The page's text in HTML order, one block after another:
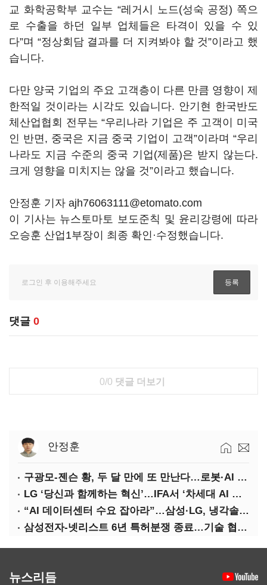
교 화학공학부 교수는 “레거시 노드(성숙 공정) 쪽으
로 수출을 하던 일부 업체들은 타격이 있을 수 있
다”며 “정상회담 결과를 더 지켜봐야 할 것”이라고 했
습니다.
다만 양국 기업의 주요 고객층이 다른 만큼 영향이 제
한적일 것이라는 시각도 있습니다. 안기현 한국반도
체산업협회 전무는 “우리나라 기업은 주 고객이 미국
인 반면, 중국은 지금 중국 기업이 고객”이라며 “우리
나라도 지금 수준의 중국 기업(제품)은 받지 않는다.
크게 영향을 미치지는 않을 것”이라고 했습니다.
안정훈 기자 ajh76063111@etomato.com
이 기사는 뉴스토마토 보도준칙 및 윤리강령에 따라
오승훈 산업1부장이 최종 확인·수정했습니다.
댓글 0
0/0 댓글 더보기
안정훈
구광모-젠슨 황, 두 달 만에 또 만난다…로봇·AI 등 논의
LG ‘당신과 함께하는 혁신’…IFA서 ‘차세대 AI 홈’ 비전 공개
“AI 데이터센터 수요 잡아라”…삼성·LG, 냉각솔루션 속도전
삼성전자-넷리스트 6년 특허분쟁 종료…기술 협력 확대 합의
뉴스리듬